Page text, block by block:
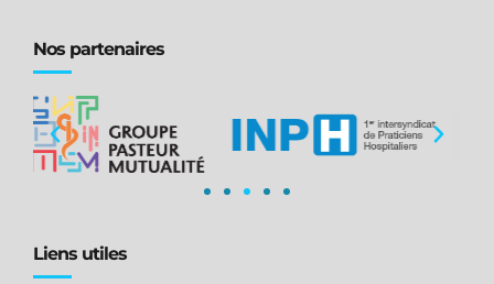
Nos partenaires
Liens utiles